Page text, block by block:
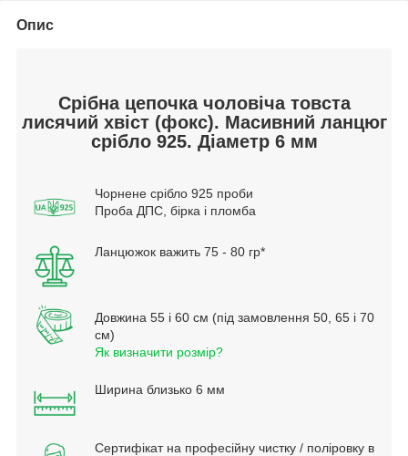
Опис
Срібна цепочка чоловіча товста
лисячий хвіст (фокс). Масивний ланцюг
срібло 925. Діаметр 6 мм
Чорнене срібло 925 проби
Проба ДПС, бірка і пломба
Ланцюжок важить 75 - 80 гр*
Довжина 55 і 60 см (під замовлення 50, 65 і 70
см)
Як визначити розмір?
Ширина близько 6 мм
Сертифікат на професійну чистку / поліровку в